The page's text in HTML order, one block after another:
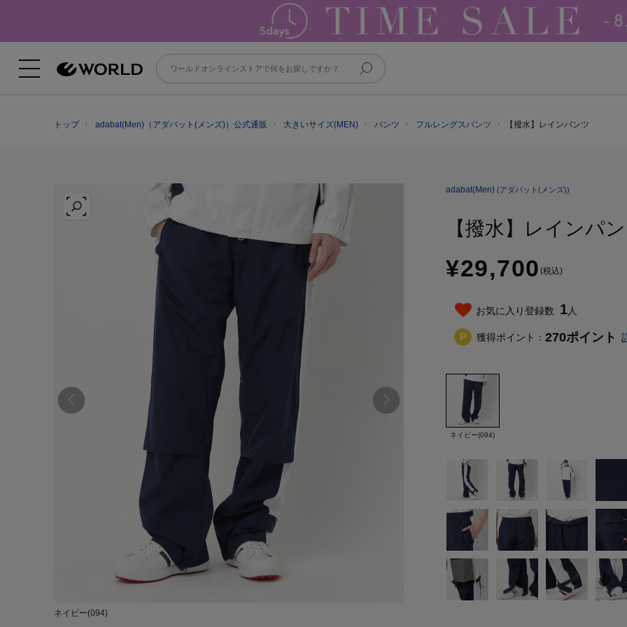
トップ adabat(Men)（アダバット(メンズ)）公式通販 大きいサイズ(MEN) パンツ フルレングスパンツ 【撥水】レインパンツ
ネイビー(094)
adabat(Men) (アダバット(メンズ))
【撥水】レインパ
¥29,700 (税込)
お気に入り登録数 1人
獲得ポイント： 270ポイント
ネイビー(094)